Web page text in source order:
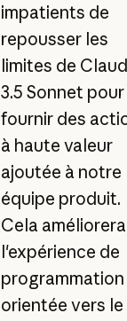
impatients de
repousser les
limites de
3.5 Sonnet pour
fournir des
à haute valeur
ajoutée à notre
équipe produit.
Cela améliorera
l'expérience de
programmation
orientée vers le